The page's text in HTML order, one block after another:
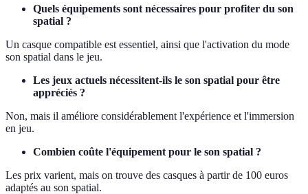
Quels équipements sont nécessaires pour profiter du son
spatial ?
Un casque compatible est essentiel, ainsi que l'activation du mode
son spatial dans le jeu.
Les jeux actuels nécessitent-ils le son spatial pour être
appréciés ?
Non, mais il améliore considérablement l'expérience et l'immersion
en jeu.
Combien coûte l'équipement pour le son spatial ?
Les prix varient, mais on trouve des casques à partir de 100 euros
adaptés au son spatial.